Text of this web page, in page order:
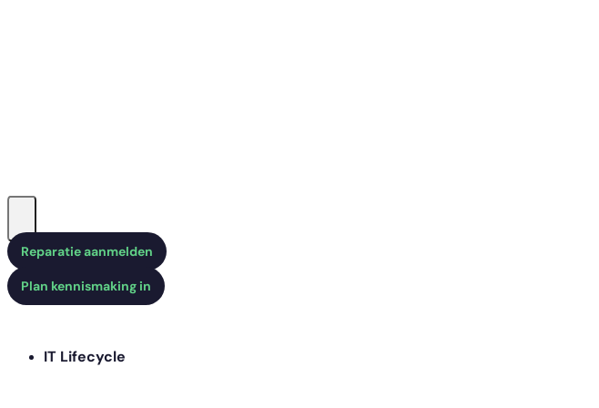
Reparatie aanmelden
Plan kennismaking in
IT Lifecycle